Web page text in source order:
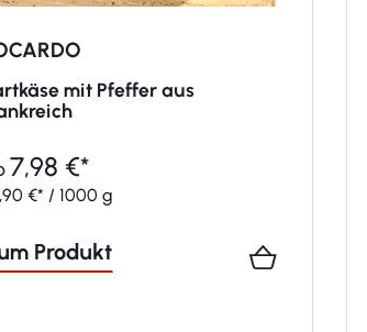
mit Pfeffer aus
7,98 €*
€* / 1000 g
Produkt